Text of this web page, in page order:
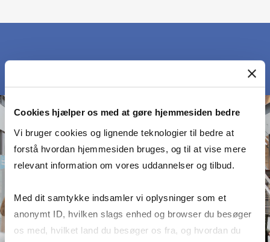
Cookies hjælper os med at gøre hjemmesiden bedre
Vi bruger cookies og lignende teknologier til bedre at
forstå hvordan hjemmesiden bruges, og til at vise mere
relevant information om vores uddannelser og tilbud.
Med dit samtykke indsamler vi oplysninger som et
anonymt ID, hvilken slags enhed og browser du besøger
os med, hvilket land du besøger os fra, og hvordan du